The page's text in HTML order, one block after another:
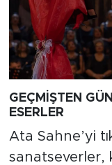
GEÇMİŞTEN
ESERLER
Ata Sahne’yi
sanatseverler,